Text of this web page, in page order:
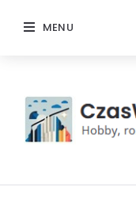
MENU